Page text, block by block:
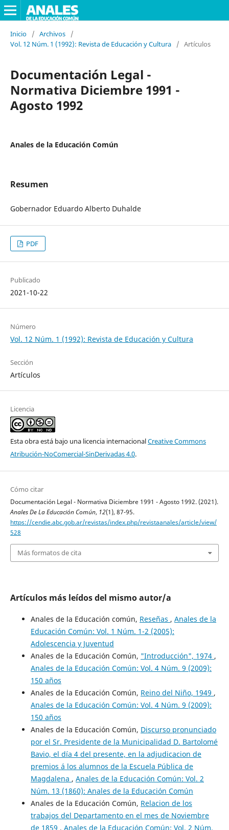
Inicio / Archivos
/
Vol. 12 Núm. 1 (1992): Revista de Educación y Cultura
/ Artículos
Documentación Legal -
Normativa Diciembre 1991 -
Agosto 1992
Anales de la Educación Común
Resumen
Gobernador Eduardo Alberto Duhalde
PDF
Publicado
2021-10-22
Número
Vol. 12 Núm. 1 (1992): Revista de Educación y Cultura
Sección
Artículos
Licencia
Esta obra está bajo una licencia internacionalCreative Commons
Atribución-NoComercial-SinDerivadas 4.0.
Cómo citar
Documentación Legal - Normativa Diciembre 1991 - Agosto 1992. (2021).
Anales De La Educación Común, 12(1), 87-95.
https://cendie.abc.gob.ar/revistas/index.php/revistaanales/article/view/
528
Más formatos de cita
Artículos más leídos del mismo autor/a
Anales de la Educación común, Reseñas , Anales de la
Educación Común: Vol. 1 Núm. 1-2 (2005):
Adolescencia y Juventud
Anales de la Educación Común, "Introducción", 1974 ,
Anales de la Educación Común: Vol. 4 Núm. 9 (2009):
150 años
Anales de la Educación Común, Reino del Niño, 1949 ,
Anales de la Educación Común: Vol. 4 Núm. 9 (2009):
150 años
Anales de la Educación Común, Discurso pronunciado
por el Sr. Presidente de la Municipalidad D. Bartolomé
Bavio, el día 4 del presente, en la adjudicacion de
premios á los alumnos de la Escuela Pública de
Magdalena , Anales de la Educación Común: Vol. 2
Núm. 13 (1860): Anales de la Educación Común
Anales de la Educación Común, Relacion de los
trabajos del Departamento en el mes de Noviembre
de 1859 , Anales de la Educación Común: Vol. 2 Núm.